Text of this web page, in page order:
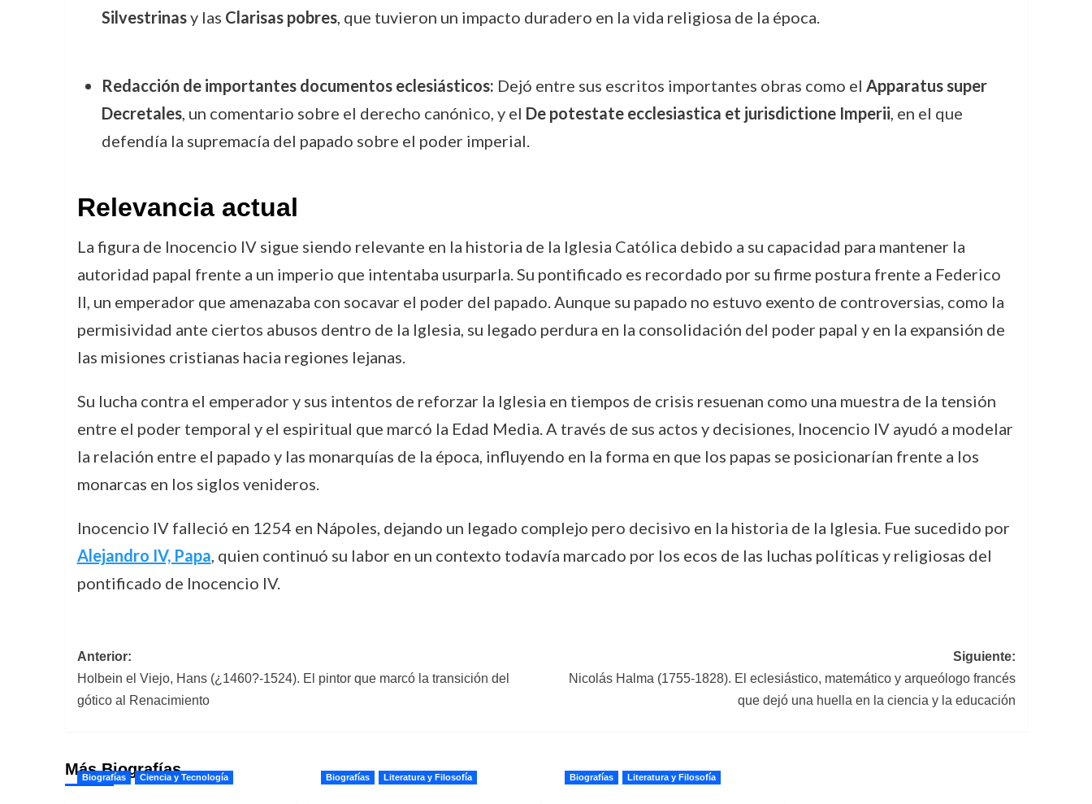
Silvestrinasy las Clarisas pobres, que tuvieron un impacto duradero en la vida religiosa de la época.
Redacción de importantes documentos eclesiásticos: Dejó entre sus escritos importantes obras como el Apparatus super
Decretales, un comentario sobre el derecho canónico, y el De potestate ecclesiastica et jurisdictione Imperii, en el que
defendía la supremacía del papado sobre el poder imperial.
Relevancia actual
La figura de Inocencio IV sigue siendo relevante en la historia de la Iglesia Católica debido a su capacidad para mantener la
autoridad papal frente a un imperio que intentaba usurparla. Su pontificado es recordado por su firme postura frente a Federico
II, un emperador que amenazaba con socavar el poder del papado. Aunque su papado no estuvo exento de controversias, como la
permisividad ante ciertos abusos dentro de la Iglesia, su legado perdura en la consolidación del poder papal y en la expansión de
las misiones cristianas hacia regiones lejanas.
Su lucha contra el emperador y sus intentos de reforzar la Iglesia en tiempos de crisis resuenan como una muestra de la tensión
entre el poder temporal y el espiritual que marcó la Edad Media. A través de sus actos y decisiones, Inocencio IV ayudó a modelar
la relación entre el papado y las monarquías de la época, influyendo en la forma en que los papas se posicionarían frente a los
monarcas en los siglos venideros.
Inocencio IV falleció en 1254 en Nápoles, dejando un legado complejo pero decisivo en la historia de la Iglesia. Fue sucedido por
Alejandro IV, Papa, quien continuó su labor en un contexto todavía marcado por los ecos de las luchas políticas y religiosas del
pontificado de Inocencio IV.
Navegación
de
Anterior:
Holbein el Viejo, Hans (¿1460?-1524). El pintor que marcó la transición del
gótico al Renacimiento
Siguiente:
Nicolás Halma (1755-1828). El eclesiástico, matemático y arqueólogo francés
que dejó una huella en la ciencia y la educación
Más Biografías
Biografías Ciencia y Tecnología Biografías Literatura y Filosofía Biografías Literatura y Filosofía